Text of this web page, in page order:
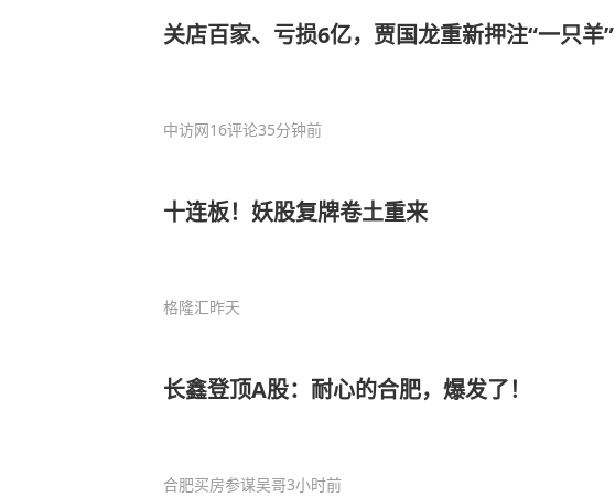
关店百家、亏损6亿，贾国龙重新押注“一只羊”
中访网16评论35分钟前
十连板！妖股复牌卷土重来
格隆汇昨天
长鑫登顶A股：耐心的合肥，爆发了！
合肥买房参谋吴哥3小时前